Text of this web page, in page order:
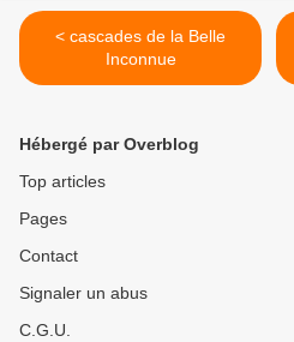
< cascades de la Belle
Inconnue
Hébergé par Overblog
Top articles
Pages
Contact
Signaler un abus
C.G.U.